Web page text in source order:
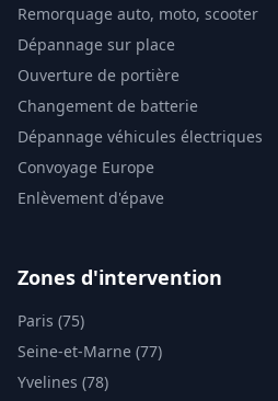
Remorquage auto, moto, scooter
Dépannage sur place
Ouverture de portière
Changement de batterie
Dépannage véhicules électriques
Convoyage Europe
Enlèvement d'épave
Zones d'intervention
Paris (75)
Seine-et-Marne (77)
Yvelines (78)